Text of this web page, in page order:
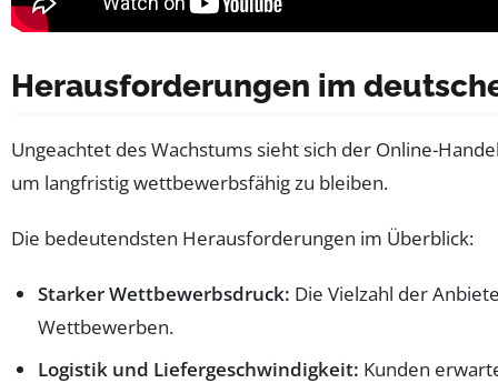
Herausforderungen im
Ungeachtet des Wachstums sieht sich der Online-
um langfristig wettbewerbsfähig zu bleiben.
Die bedeutendsten Herausforderungen im Überblick:
Starker Wettbewerbsdruck: Die Vielzahl der
Wettbewerben.
Logistik und Liefergeschwindigkeit: Kunden